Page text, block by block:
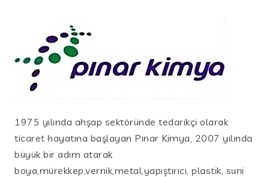
1975 yılında ahşap sektöründe tedarikçi olarak
ticaret hayatına başlayan Pınar Kimya, 2007 yılında
büyük bir adım atarak
boya,mürekkep,vernik,metal,yapıştırıcı, plastik, suni